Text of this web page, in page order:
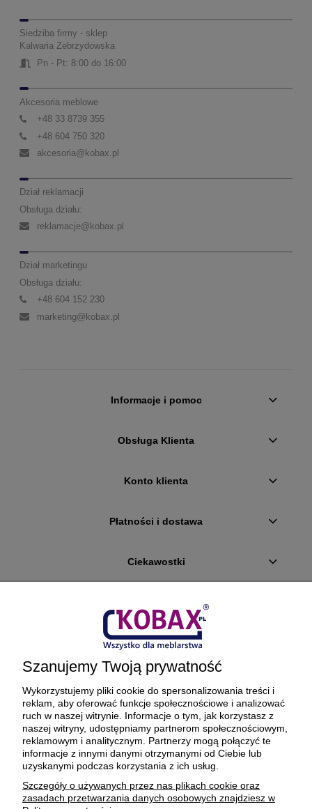
Siedziba firmy - sklep
Kalwaria Zebrzydowska
Pn - Pt: 8:00 do 16:00
Akcesoria meblowe
+48 33 8739 355
+48 604 750 320
akcesoria@kobax.pl
Dział reklamacji
Obsługa działu:
reklamacje@kobax.pl
Dział marketingu
Obsługa działu:
+48 604 152 230
marketing@kobax.pl
Informacje i pomoc
Obsługa Klienta
Konto klienta
Płatności i dostawa
Ciekawostki
© 1977-2025kobax.pl
Realizacjahttps://xeniadesign.pl/| SklepShoper Premium
Szanujemy Twoją prywatność
Wykorzystujemy pliki cookie do spersonalizowania treści i
reklam, aby oferować funkcje społecznościowe i analizować
ruch w naszej witrynie. Informacje o tym, jak korzystasz z
naszej witryny, udostępniamy partnerom społecznościowym,
reklamowym i analitycznym. Partnerzy mogą połączyć te
informacje z innymi danymi otrzymanymi od Ciebie lub
uzyskanymi podczas korzystania z ich usług.
Szczegóły o używanych przez nas plikach cookie oraz
zasadach przetwarzania danych osobowych znajdziesz w